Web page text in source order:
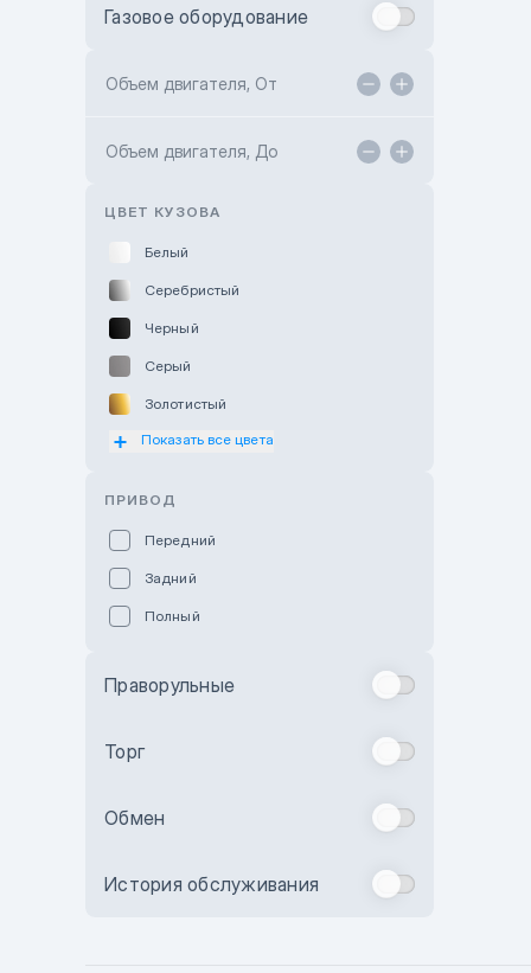
Toyota Kokshetau
Hyundai ShymCity
Газовое оборудование
Объем двигателя, От
Объем двигателя, До
ЦВЕТ КУЗОВА
Белый
Серебристый
Черный
Серый
Золотистый
Оранжевый
Бежевый
Комбинированный
Показать все цвета
ПРИВОД
Передний
Задний
Полный
Праворульные
Торг
Обмен
История обслуживания